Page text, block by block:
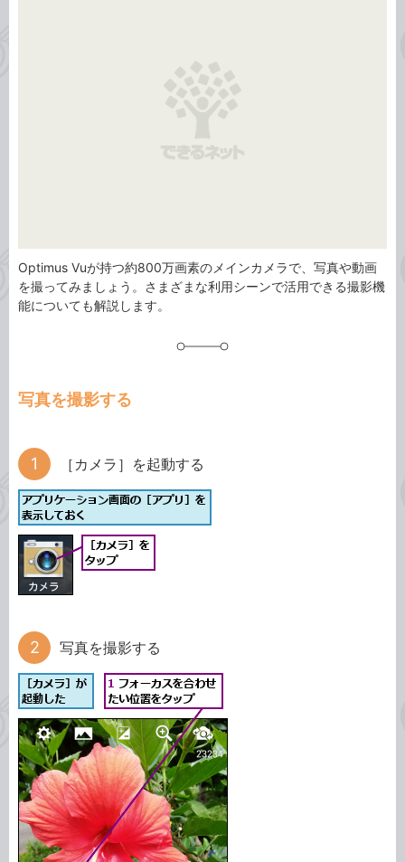
Optimus Vuが持つ約800万画素のメインカメラで、写真や動画
を撮ってみましょう。さまざまな利用シーンで活用できる撮影機
能についても解説します。
写真を撮影する
［カメラ］を起動する
写真を撮影する